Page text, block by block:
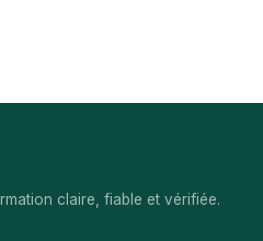
claire, fiable et vérifiée.